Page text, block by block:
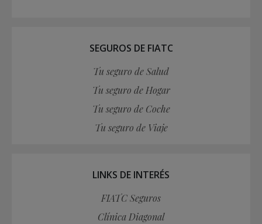
SEGUROS DE FIATC
Tu seguro de Salud
Tu seguro de Hogar
Tu seguro de Coche
Tu seguro de Viaje
LINKS DE INTERÉS
FIATC Seguros
Clínica Diagonal